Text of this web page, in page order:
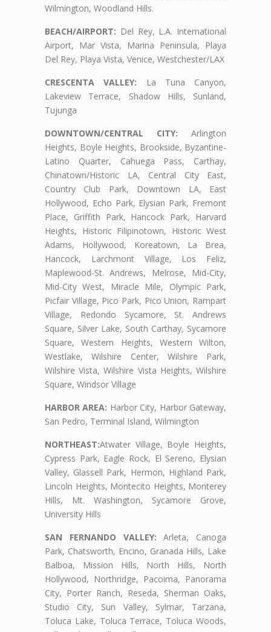
Wilmington, Woodland Hills.
BEACH/AIRPORT: Del Rey, L.A. International
Airport, Mar Vista, Marina Peninsula, Playa
Del Rey, Playa Vista, Venice, Westchester/LAX
CRESCENTA VALLEY: La Tuna Canyon,
Lakeview Terrace, Shadow Hills, Sunland,
Tujunga
DOWNTOWN/CENTRAL CITY: Arlington
Heights, Boyle Heights, Brookside, Byzantine-
Latino Quarter, Cahuega Pass, Carthay,
Chinatown/Historic LA, Central City East,
Country Club Park, Downtown LA, East
Hollywood, Echo Park, Elysian Park, Fremont
Place, Griffith Park, Hancock Park, Harvard
Heights, Historic Filipinotown, Historic West
Adams, Hollywood, Koreatown, La Brea,
Hancock, Larchmont Village, Los Feliz,
Maplewood-St. Andrews, Melrose, Mid-City,
Mid-City West, Miracle Mile, Olympic Park,
Picfair Village, Pico Park, Pico Union, Rampart
Village, Redondo Sycamore, St. Andrews
Square, Silver Lake, South Carthay, Sycamore
Square, Western Heights, Western Wilton,
Westlake, Wilshire Center, Wilshire Park,
Wilshire Vista, Wilshire Vista Heights, Wilshire
Square, Windsor Village
HARBOR AREA: Harbor City, Harbor Gateway,
San Pedro, Terminal Island, Wilmington
NORTHEAST:Atwater Village, Boyle Heights,
Cypress Park, Eagle Rock, El Sereno, Elysian
Valley, Glassell Park, Hermon, Highland Park,
Lincoln Heights, Montecito Heights, Monterey
Hills, Mt. Washington, Sycamore Grove,
University Hills
SAN FERNANDO VALLEY: Arleta, Canoga
Park, Chatsworth, Encino, Granada Hills, Lake
Balboa, Mission Hills, North Hills, North
Hollywood, Northridge, Pacoima, Panorama
City, Porter Ranch, Reseda, Sherman Oaks,
Studio City, Sun Valley, Sylmar, Tarzana,
Toluca Lake, Toluca Terrace, Toluca Woods,